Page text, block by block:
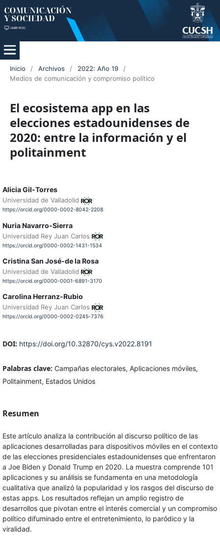
Inicio / Archivos / 2022: Año 19
/
Medios de comunicación y compromiso político
El ecosistema app en las
elecciones estadounidenses de
2020: entre la información y el
politainment
Alicia Gil-Torres
Universidad de Valladolid
https://orcid.org/0000-0002-8042-2208
Nuria Navarro-Sierra
Universidad Rey Juan Carlos
https://orcid.org/0000-0002-1431-1534
Cristina San José-de la Rosa
Universidad de Valladolid
https://orcid.org/0000-0001-6891-3170
Carolina Herranz-Rubio
Universidad Rey Juan Carlos
https://orcid.org/0000-0002-0245-7376
DOI: https://doi.org/10.32870/cys.v2022.8191
Palabras clave: Campañas electorales, Aplicaciones móviles,
Politainment, Estados Unidos
Resumen
Este artículo analiza la contribución al discurso político de las
aplicaciones desarrolladas para dispositivos móviles en el contexto
de las elecciones presidenciales estadounidenses que enfrentaron
a Joe Biden y Donald Trump en 2020. La muestra comprende 101
aplicaciones y su análisis se fundamenta en una metodología
cualitativa que analizó la popularidad y los rasgos del discurso de
estas apps. Los resultados reflejan un amplio registro de
desarrollos que pivotan entre el interés comercial y un compromiso
político difuminado entre el entretenimiento, lo paródico y la
viralidad.